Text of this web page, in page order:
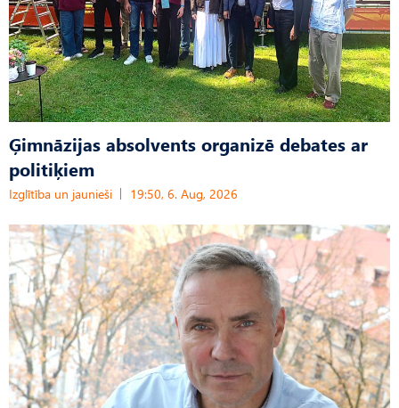
Ģimnāzijas absolvents organizē debates ar
politiķiem
Izglītība un jaunieši 19:50, 6. Aug, 2026